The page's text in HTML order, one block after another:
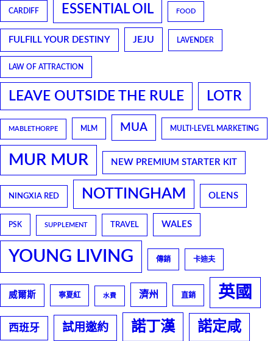
CARDIFF ESSENTIAL OIL FOOD
FULFILL YOUR DESTINY JEJU LAVENDER
LAW OF ATTRACTION
LEAVE OUTSIDE THE RULE LOTR
MABLETHORPE MLM MUA MULTI-LEVEL MARKETING
MUR MUR NEW PREMIUM STARTER KIT
NINGXIA RED NOTTINGHAM OLENS
PSK SUPPLEMENT TRAVEL WALES
YOUNG LIVING 傳銷 卡迪夫
威爾斯 寧夏紅 水費 濟州 直銷 英國
西班牙 試用邀約 諾丁漢 諾定咸